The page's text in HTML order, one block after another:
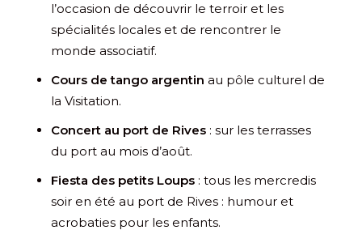
l’occasion de découvrir le terroir et les
spécialités locales et de rencontrer le
monde associatif.
Cours de tango argentin au pôle culturel de
la Visitation.
Concert au port de Rives : sur les terrasses
du port au mois d’août.
Fiesta des petits Loups : tous les mercredis
soir en été au port de Rives : humour et
acrobaties pour les enfants.